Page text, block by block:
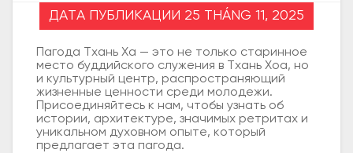
ДАТА ПУБЛИКАЦИИ 25 THÁNG 11, 2025
Пагода Тхань Ха — это не только старинное
место буддийского служения в Тхань Хоа, но
и культурный центр, распространяющий
жизненные ценности среди молодежи.
Присоединяйтесь к нам, чтобы узнать об
истории, архитектуре, значимых ретритах и
уникальном духовном опыте, который
предлагает эта пагода.